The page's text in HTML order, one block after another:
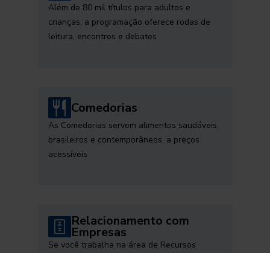
Além de 80 mil títulos para adultos e
crianças, a programação oferece rodas de
leitura, encontros e debates
Comedorias
As Comedorias servem alimentos saudáveis,
brasileiros e contemporâneos, a preços
acessíveis
Relacionamento com
Empresas
Se você trabalha na área de Recursos